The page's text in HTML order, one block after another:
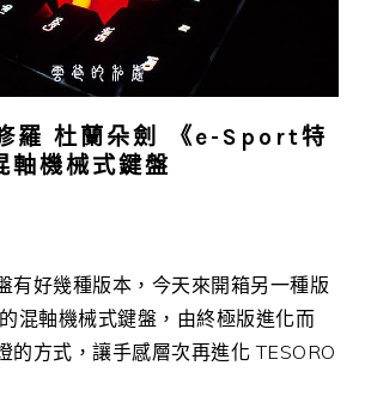
羅 杜蘭朵劍 《e-Sport特
軸機械式鍵盤
有好幾種版本，今天來開箱另一種版
混軸機械式鍵盤，由終極版進化而
的方式，讓手感層次再進化 TESORO